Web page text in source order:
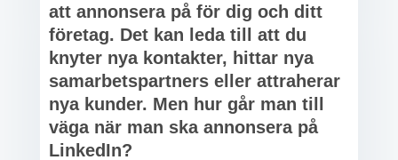
att annonsera på för dig och ditt
företag. Det kan leda till att du
knyter nya kontakter, hittar nya
samarbetspartners eller attraherar
nya kunder. Men hur går man till
väga när man ska annonsera på
LinkedIn?